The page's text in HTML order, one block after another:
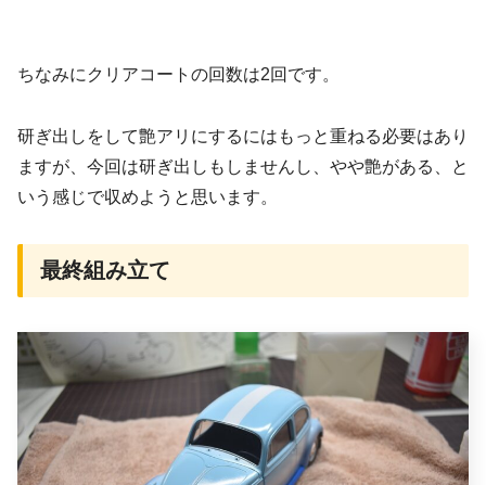
ちなみにクリアコートの回数は2回です。
研ぎ出しをして艶アリにするにはもっと重ねる必要はあり
ますが、今回は研ぎ出しもしませんし、やや艶がある、と
いう感じで収めようと思います。
最終組み立て